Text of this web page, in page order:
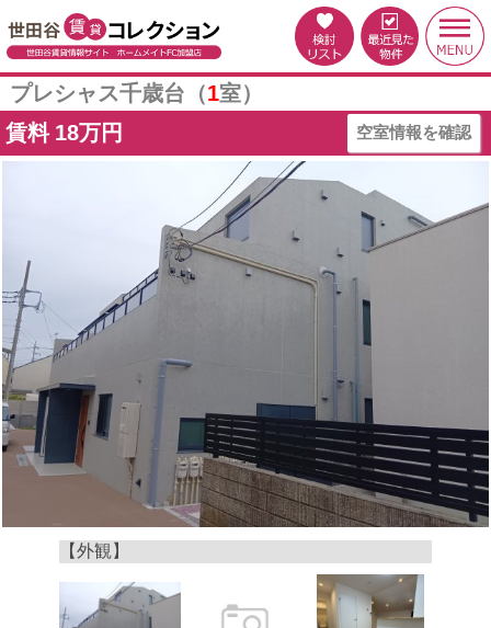
プレシャス千歳台（1室）
賃料 18万円 空室情報を確認
【外観】